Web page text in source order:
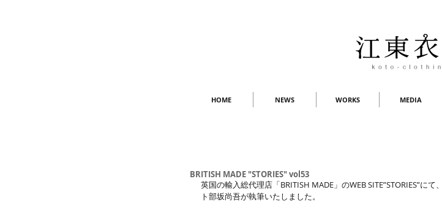
HOME NEWS WORKS MEDIA
BRITISH MADE "STORIES" vol53
英国の輸入総代理店「BRITISH MADE」のWEB SITE”STORIES”にて
ト部坂尚吾が執筆いたしました。